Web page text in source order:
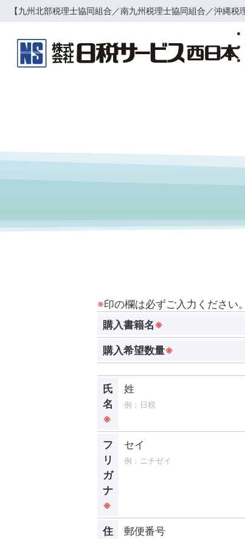
【九州北部税理士協同組合／南九州税理士協同組合／沖縄
※印の欄は必ずご入力ください。
購入書籍名※
購入希望数量※
氏
名
※
姓
フ
リ
ガ
ナ
※
セイ
住
郵便番号